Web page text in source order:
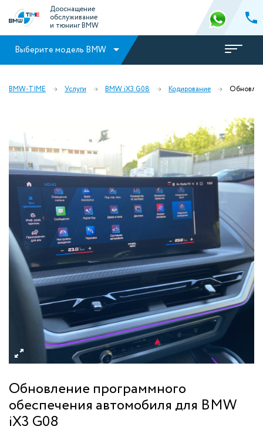
Дооснащение
обслуживание
и тюнинг BMW
Выберите модель BMW
BMW-TIME Услуги BMW iX3 G08 Кодирование
Обновление программного
обеспечения автомобиля для BMW
iX3 G08